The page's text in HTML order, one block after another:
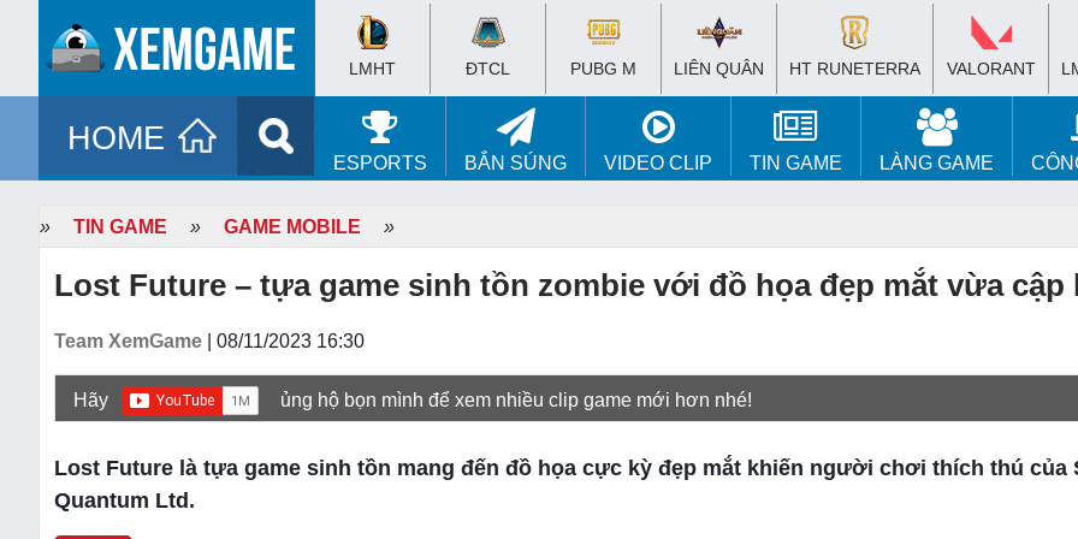
LMHT ĐTCL PUBG M LIÊN QUÂN HT RUNETERRA VALORANT
HOME
ESPORTS BẮN SÚNG VIDEO CLIP TIN GAME LÀNG GAME
» TIN GAME » GAME MOBILE »
Lost Future – tựa game sinh tồn zombie với đồ họa đẹp mắt vừa cập
Team XemGame | 08/11/2023 16:30
Hãy ủng hộ bọn mình để xem nhiều clip game mới hơn nhé!
Lost Future là tựa game sinh tồn mang đến đồ họa cực kỳ đẹp mắt khiến người chơi thích thú của
Quantum Ltd.